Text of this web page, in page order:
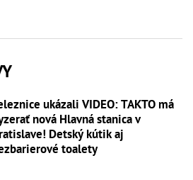
ukázali VIDEO: TAKTO má
nová Hlavná stanica v
Detský kútik aj
toalety